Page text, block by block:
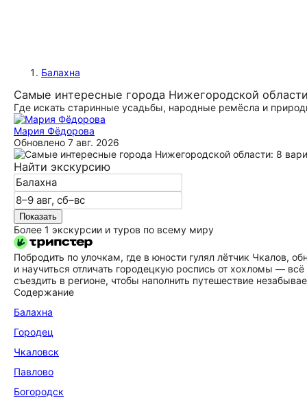
Балахна
Самые интересные города Нижегородской
Где искать старинные усадьбы, народные ремёсла и
Мария Фёдорова
Обновлено 7 авг. 2026
Найти экскурсию
Показать
Более 1 экскурсии и туров по всему миру
Побродить по улочкам, где в юности гулял лётчик Чкалов,
и научиться отличать городецкую роспись от хохломы —
съездить в регионе, чтобы наполнить путешествие
Содержание
Балахна
Городец
Чкаловск
Павлово
Богородск